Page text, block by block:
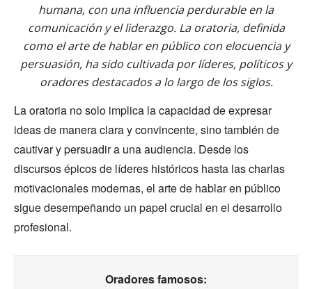
humana, con una influencia perdurable en la
comunicación y el liderazgo. La oratoria, definida
como el arte de hablar en público con elocuencia y
persuasión, ha sido cultivada por líderes, políticos y
oradores destacados a lo largo de los siglos.
La oratoria no solo implica la capacidad de expresar
ideas de manera clara y convincente, sino también de
cautivar y persuadir a una audiencia. Desde los
discursos épicos de líderes históricos hasta las charlas
motivacionales modernas, el arte de hablar en público
sigue desempeñando un papel crucial en el desarrollo
profesional.
Oradores famosos: